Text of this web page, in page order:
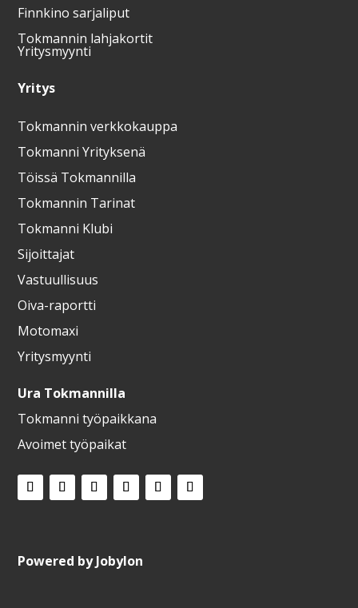
Finnkino sarjaliput
Tokmannin lahjakortit
Yritysmyynti
Yritys
Tokmannin verkkokauppa
Tokmanni Yrityksenä
Töissä Tokmannilla
Tokmannin Tarinat
Tokmanni Klubi
Sijoittajat
Vastuullisuus
Oiva-raportti
Motomaxi
Yritysmyynti
Ura Tokmannilla
Tokmanni työpaikkana
Avoimet työpaikat
Powered byJobylon